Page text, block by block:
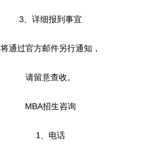
3、详细报到事宜
将通过官方邮件另行通知，
请留意查收。
MBA招生咨询
1、电话